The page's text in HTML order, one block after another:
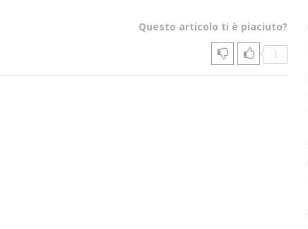
Questo articolo ti è piaciuto?
1